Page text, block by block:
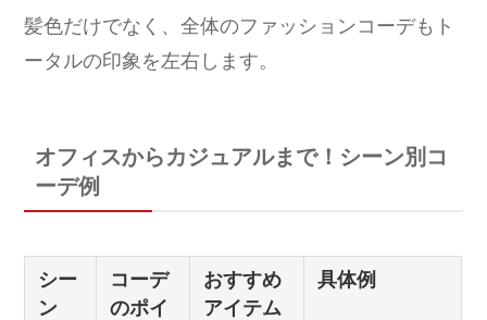
髪色だけでなく、全体のファッションコーデもト
ータルの印象を左右します。
オフィスからカジュアルまで！シーン別コ
ーデ例
シー
ン
コーデ
のポイ
おすすめ
アイテム
具体例